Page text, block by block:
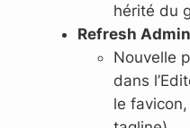
hérité du
Refresh Admin
Nouvelle
dans
le